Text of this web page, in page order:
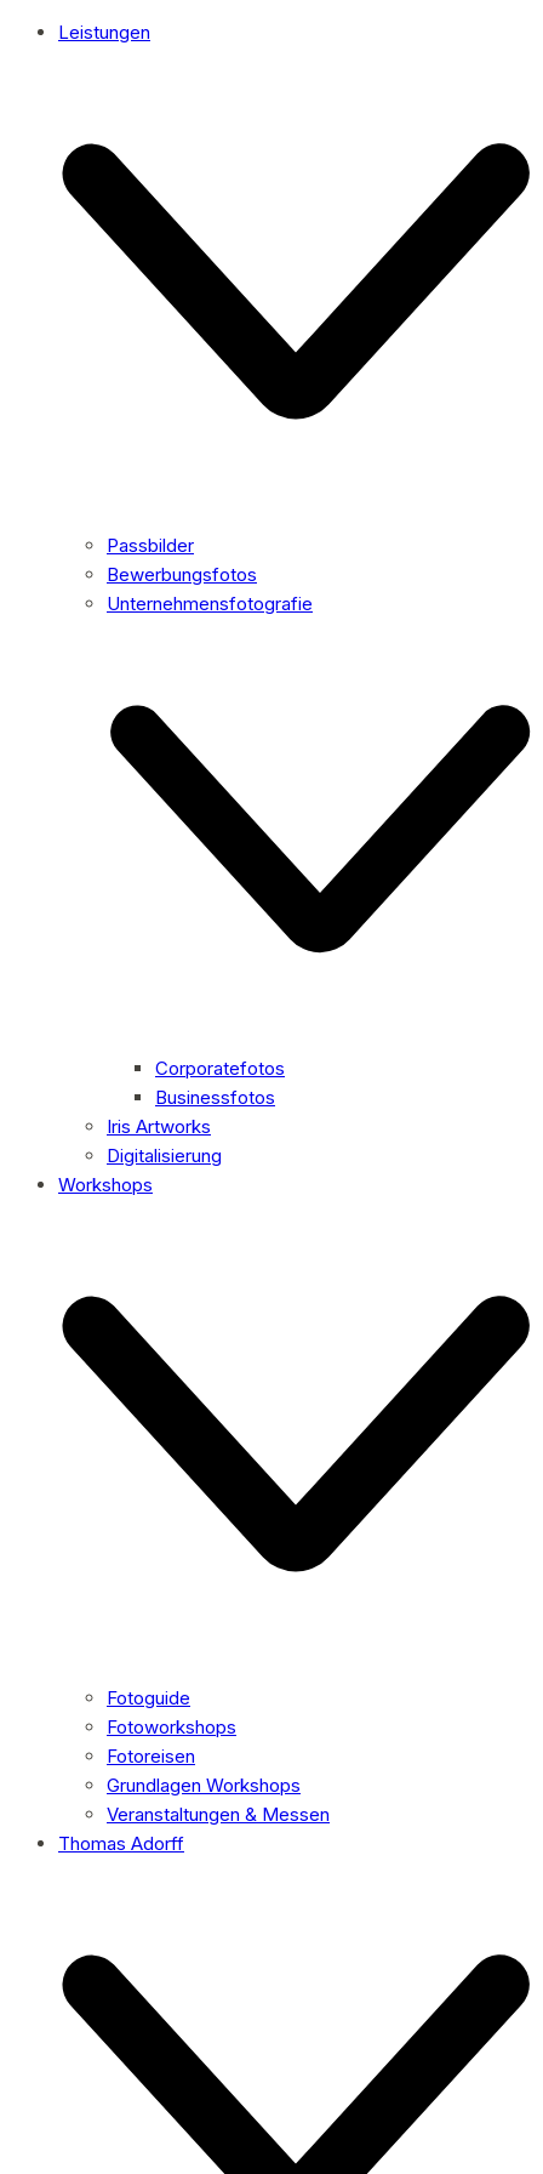
Leistungen
Passbilder
Bewerbungsfotos
Unternehmensfotografie
Corporatefotos
Businessfotos
Iris Artworks
Digitalisierung
Workshops
Fotoguide
Fotoworkshops
Fotoreisen
Grundlagen Workshops
Veranstaltungen & Messen
Thomas Adorff